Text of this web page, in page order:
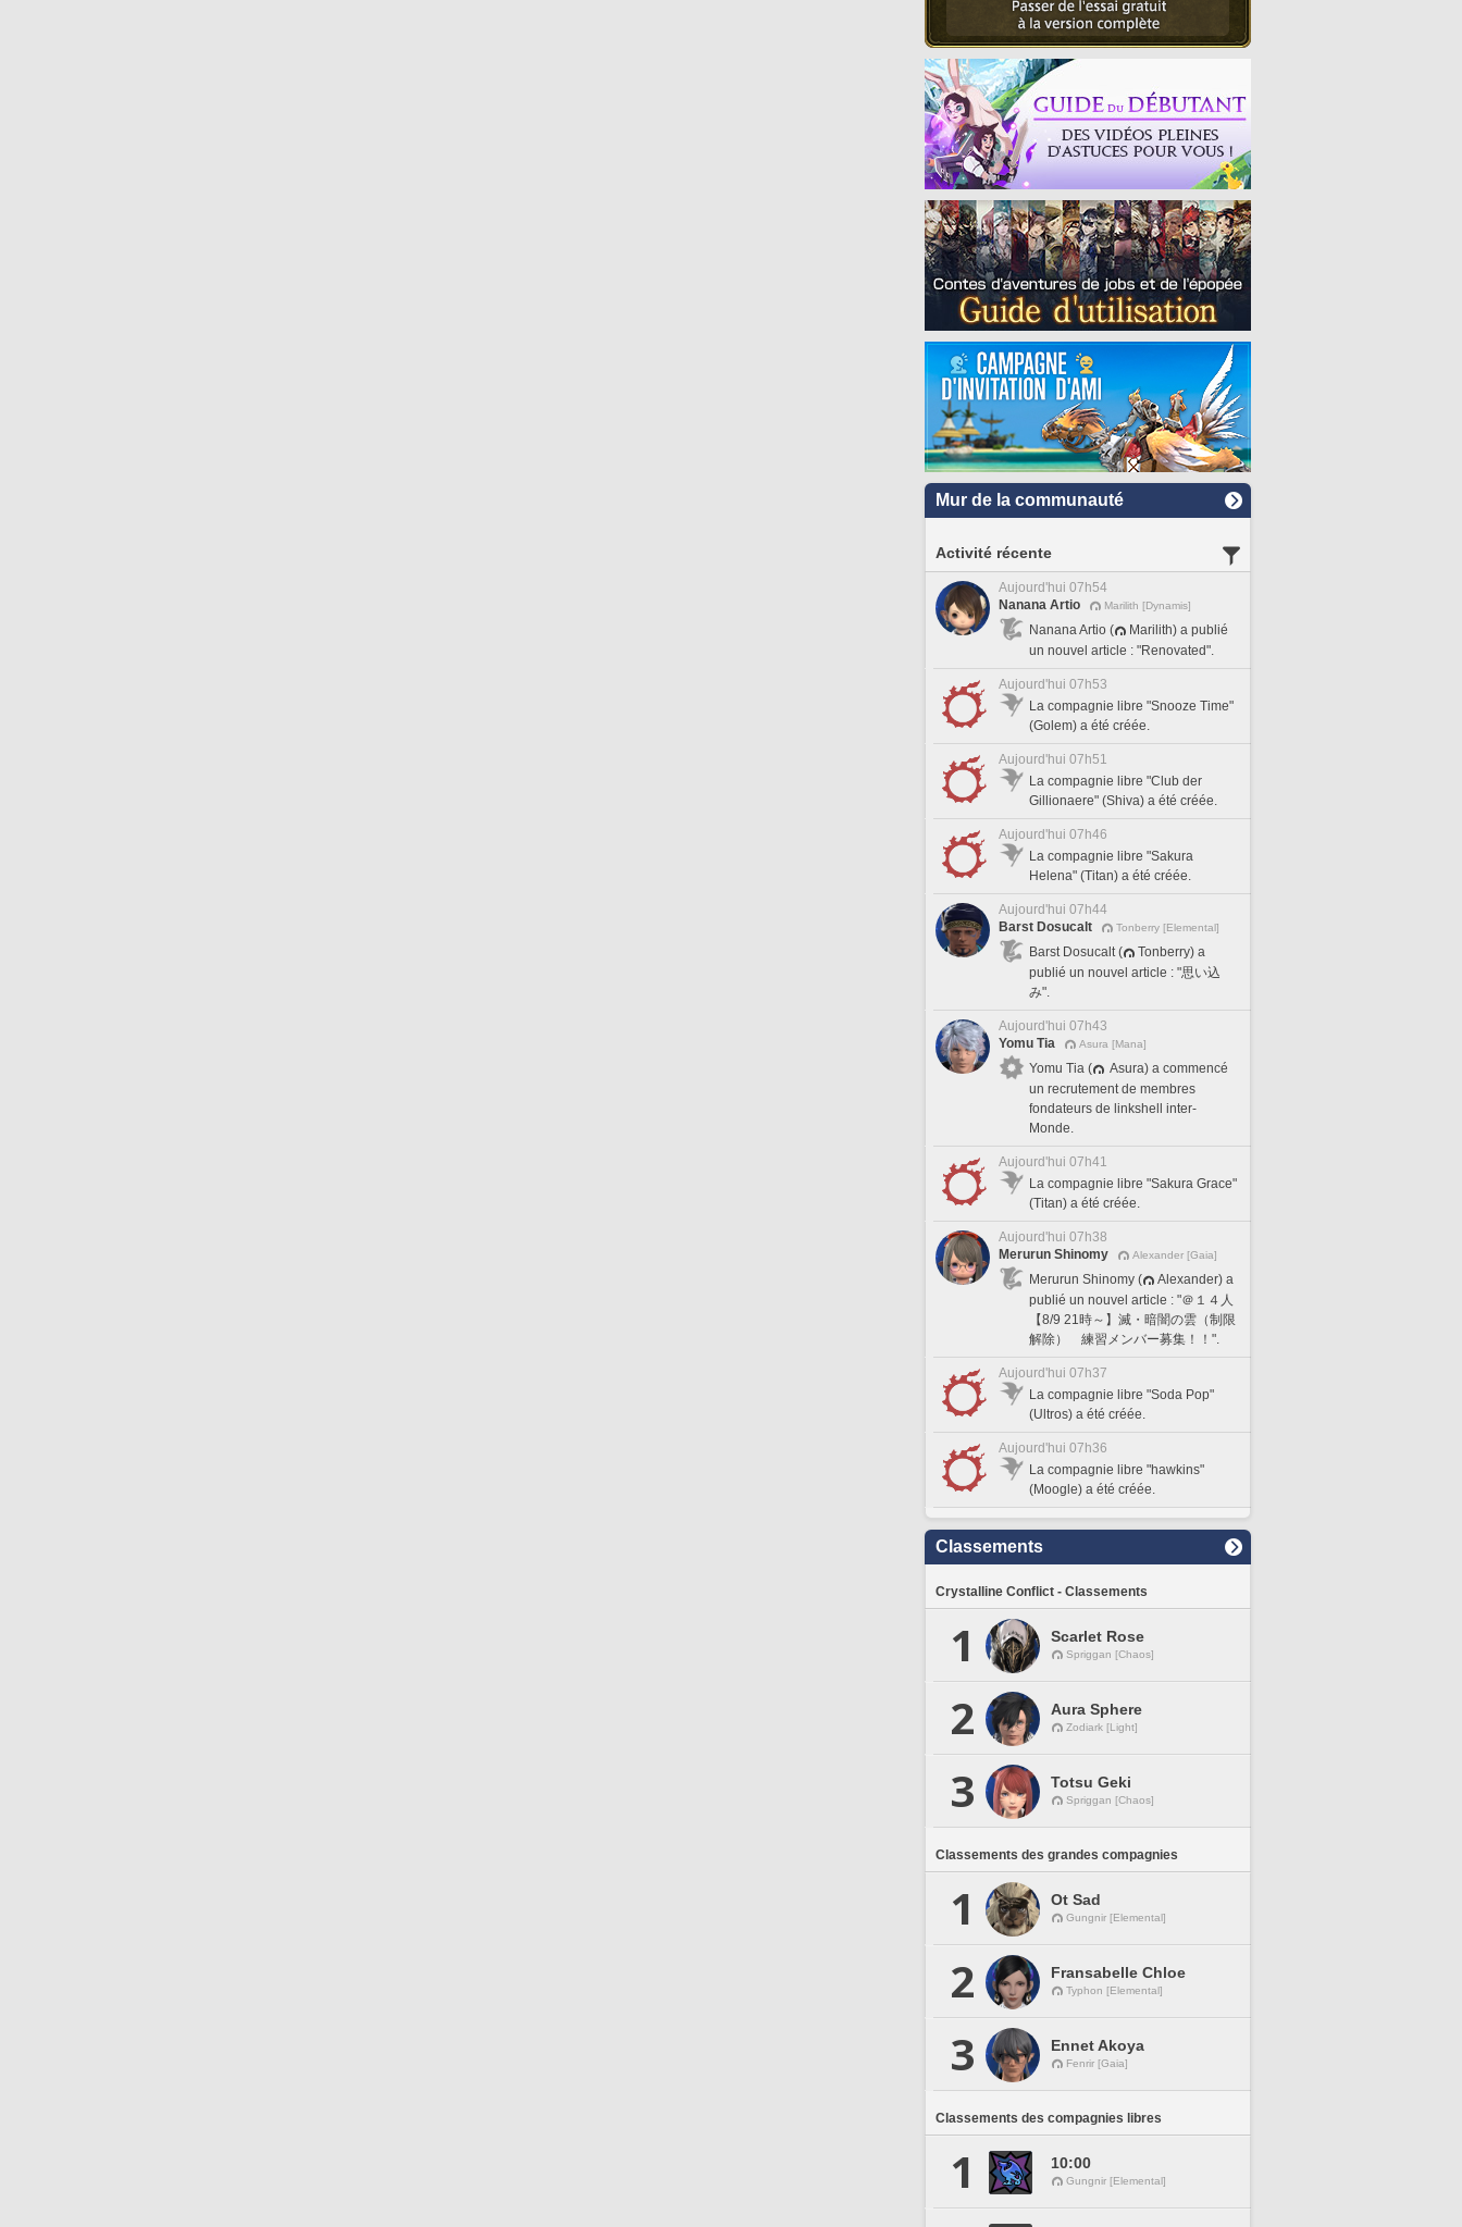
Mur de la communauté
Activité récente
Aujourd'hui 07h54
Nanana Artio
Marilith [Dynamis]
Nanana Artio (
Marilith) a publié
un nouvel article : "Renovated".
Aujourd'hui 07h53
La compagnie libre "Snooze Time"
(Golem) a été créée.
Aujourd'hui 07h51
La compagnie libre "Club der
Gillionaere" (Shiva) a été créée.
Aujourd'hui 07h46
La compagnie libre "Sakura
Helena" (Titan) a été créée.
Aujourd'hui 07h44
Barst Dosucalt
Tonberry [Elemental]
Barst Dosucalt (
Tonberry) a
publié un nouvel article : "思い込
み".
Aujourd'hui 07h43
Yomu Tia
Asura [Mana]
Yomu Tia (
Asura) a commencé
un recrutement de membres
fondateurs de linkshell inter-
Monde.
Aujourd'hui 07h41
La compagnie libre "Sakura Grace"
(Titan) a été créée.
Aujourd'hui 07h38
Merurun Shinomy
Alexander [Gaia]
Merurun Shinomy (
Alexander) a
publié un nouvel article : "＠１４人
【8/9 21時～】滅・暗闇の雲（制限
解除） 練習メンバー募集！！".
Aujourd'hui 07h37
La compagnie libre "Soda Pop"
(Ultros) a été créée.
Aujourd'hui 07h36
La compagnie libre "hawkins"
(Moogle) a été créée.
Classements
Crystalline Conflict - Classements
1 Scarlet Rose
Spriggan [Chaos]
2 Aura Sphere
Zodiark [Light]
3 Totsu Geki
Spriggan [Chaos]
Classements des grandes compagnies
1 Ot Sad
Gungnir [Elemental]
2 Fransabelle Chloe
Typhon [Elemental]
3 Ennet Akoya
Fenrir [Gaia]
Classements des compagnies libres
1 10:00
Gungnir [Elemental]